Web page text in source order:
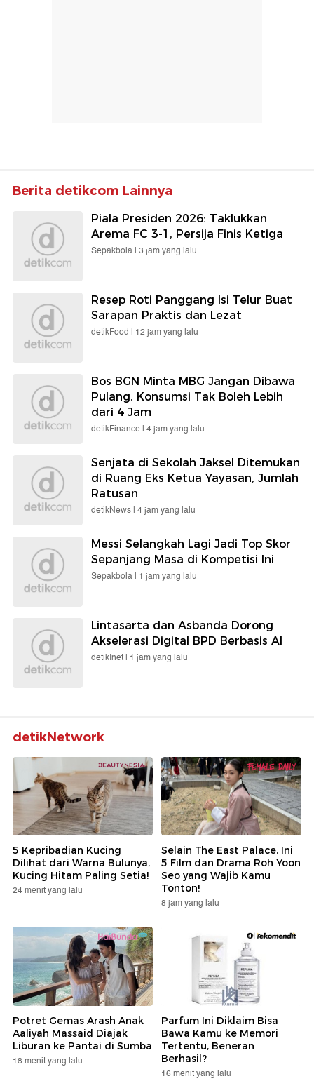
Berita detikcom Lainnya
Piala Presiden 2026: Taklukkan
Arema FC 3-1, Persija Finis Ketiga
Sepakbola | 3 jam yang lalu
Resep Roti Panggang Isi Telur Buat
Sarapan Praktis dan Lezat
detikFood | 12 jam yang lalu
Bos BGN Minta MBG Jangan Dibawa
Pulang, Konsumsi Tak Boleh Lebih
dari 4 Jam
detikFinance | 4 jam yang lalu
Senjata di Sekolah Jaksel Ditemukan
di Ruang Eks Ketua Yayasan, Jumlah
Ratusan
detikNews | 4 jam yang lalu
Messi Selangkah Lagi Jadi Top Skor
Sepanjang Masa di Kompetisi Ini
Sepakbola | 1 jam yang lalu
Lintasarta dan Asbanda Dorong
Akselerasi Digital BPD Berbasis AI
detikInet | 1 jam yang lalu
detikNetwork
5 Kepribadian Kucing
Dilihat dari Warna Bulunya,
Kucing Hitam Paling Setia!
24 menit yang lalu
Selain The East Palace, Ini
5 Film dan Drama Roh Yoon
Seo yang Wajib Kamu
Tonton!
8 jam yang lalu
Potret Gemas Arash Anak
Aaliyah Massaid Diajak
Liburan ke Pantai di Sumba
18 menit yang lalu
Parfum Ini Diklaim Bisa
Bawa Kamu ke Memori
Tertentu, Beneran
Berhasil?
16 menit yang lalu